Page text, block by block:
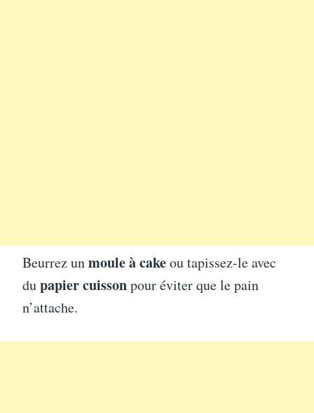
Beurrez unmoule à cakeou tapissez-le avec
dupapier cuissonpour éviter que le pain
n’attache.